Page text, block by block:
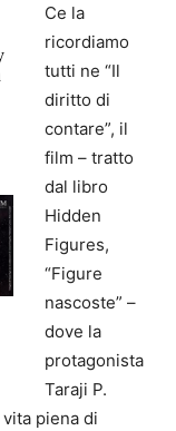
Ce la
ricordiamo
tutti ne “Il
diritto di
contare”, il
film – tratto
dal libro
Hidden
Figures,
“Figure
nascoste” –
dove la
protagonista
Taraji P.
piena di